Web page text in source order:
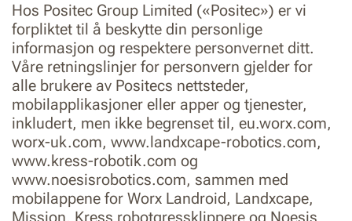
Hos Positec Group Limited («Positec») er vi
forpliktet til å beskytte din personlige
informasjon og respektere personvernet ditt.
Våre retningslinjer for personvern gjelder for
alle brukere av Positecs nettsteder,
mobilapplikasjoner eller apper og tjenester,
inkludert, men ikke begrenset til, eu.worx.com,
worx-uk.com, www.landxcape-robotics.com,
www.kress-robotik.com og
www.noesisrobotics.com, sammen med
mobilappene for Worx Landroid, Landxcape,
Mission, Kress robotgressklippere og Noesis